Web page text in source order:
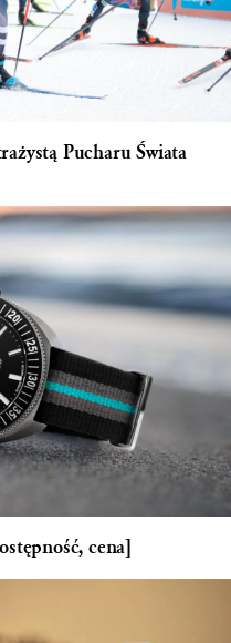
Pucharu Świata
cena]